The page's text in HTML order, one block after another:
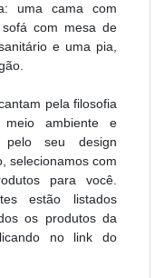
uma cama com
com mesa de
e uma pia,
pela filosofia
ambiente e
pelo seu design
selecionamos com
para você.
estão listados
os produtos da
no link do